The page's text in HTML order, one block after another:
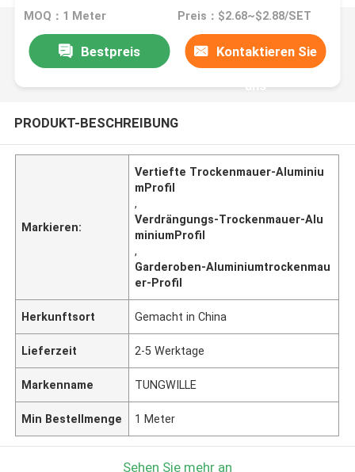
MOQ：1 Meter Preis：$2.68~$2.88/SET
Bestpreis Kontaktieren Sie
uns
PRODUKT-BESCHREIBUNG
Markieren:
Vertiefte Trockenmauer-Aluminiu
mProfil
,
Verdrängungs-Trockenmauer-Alu
miniumProfil
,
Garderoben-Aluminiumtrockenmau
er-Profil
Herkunftsort Gemacht in China
Lieferzeit 2-5 Werktage
Markenname TUNGWILLE
Min Bestellmenge 1 Meter
Sehen Sie mehr an